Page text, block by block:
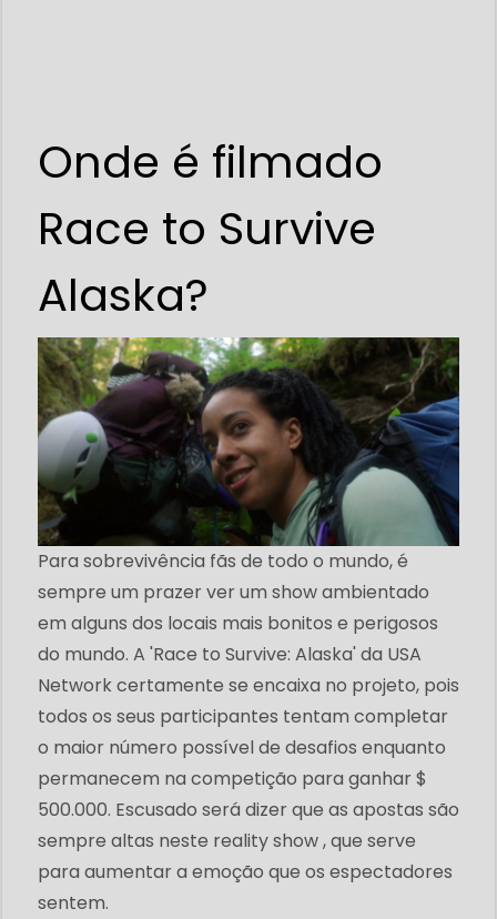
Onde é filmado
Race to Survive
Alaska?
Para sobrevivência fãs de todo o mundo, é
sempre um prazer ver um show ambientado
em alguns dos locais mais bonitos e perigosos
do mundo. A 'Race to Survive: Alaska' da USA
Network certamente se encaixa no projeto, pois
todos os seus participantes tentam completar
o maior número possível de desafios enquanto
permanecem na competição para ganhar $
500.000. Escusado será dizer que as apostas são
sempre altas neste reality show , que serve
para aumentar a emoção que os espectadores
sentem.